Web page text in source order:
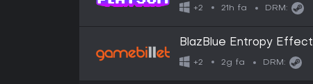
+2 21h fa DRM:
BlazBlue Entropy Effect
+2 2g fa DRM: